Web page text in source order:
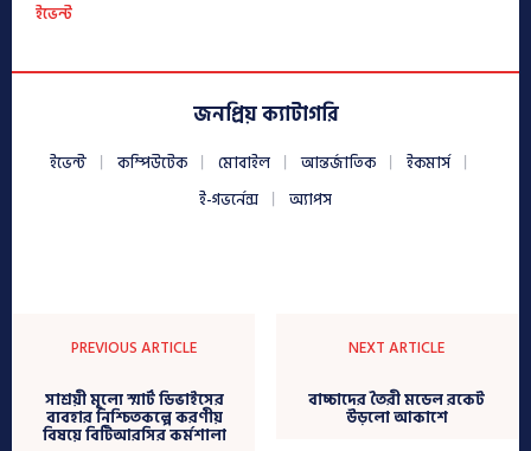
ইভেন্ট
জনপ্রিয় ক্যাটাগরি
ইভেন্ট কম্পিউটেক মোবাইল আন্তর্জাতিক
ইকমার্স
ই-গভর্নেন্স
অ্যাপস
PREVIOUS ARTICLE
সাশ্রয়ী মূল্যে স্মার্ট ডিভাইসের
ব্যবহার নিশ্চিতকল্পে করণীয়
বিষয়ে বিটিআরসির কর্মশালা
NEXT ARTICLE
বাচ্চাদের তৈরী মডেল রকেট
উড়লো আকাশে